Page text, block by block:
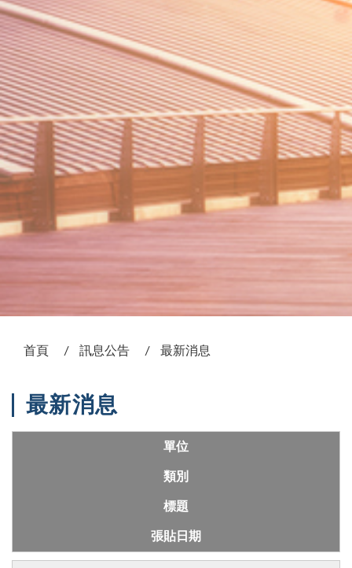
首頁 訊息公告 最新消息
最新消息
單位
類別
標題
張貼日期